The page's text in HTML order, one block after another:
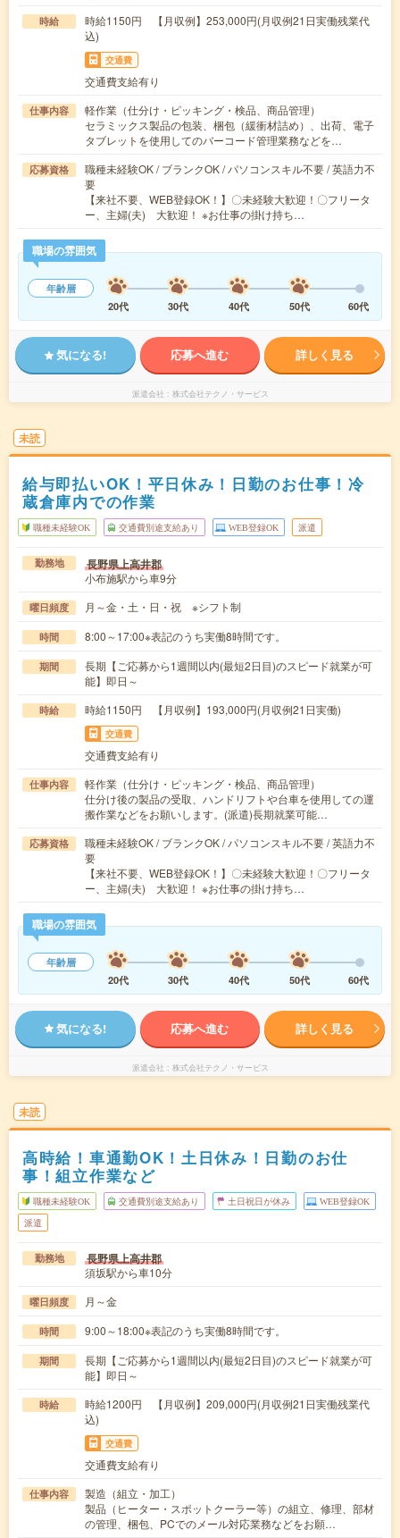
時給
時給1150円 【月収例】253,000円(月収例21日実働残業代
込)
交通費
交通費支給有り
仕事内容
軽作業（仕分け・ピッキング・検品、商品管理）
セラミックス製品の包装、梱包（緩衝材詰め）、出荷、電子
タブレットを使用してのバーコード管理業務などを…
応募資格
職種未経験OK / ブランクOK / パソコンスキル不要 / 英語力不
要
【来社不要、WEB登録OK！】〇未経験大歓迎！〇フリータ
ー、主婦(夫) 大歓迎！ ※お仕事の掛け持ち…
職場の雰囲気
年齢層
20代
30代 40代 50代 60代
気になる! 応募へ進む 詳しく見る
派遣会社 株式会社テクノ・サービス
未読
給与即払いOK！平日休み！日勤のお仕事！冷
蔵倉庫内での作業
職種未経験OK 交通費別途支給あり WEB登録OK 派遣
勤務地 長野県上高井郡
小布施駅から車9分
曜日頻度 月～金・土・日・祝 ※シフト制
時間 8:00～17:00※表記のうち実働8時間です。
期間
長期【ご応募から1週間以内(最短2日目)のスピード就業が可
能】即日～
時給 時給1150円 【月収例】193,000円(月収例21日実働)
交通費
交通費支給有り
仕事内容
軽作業（仕分け・ピッキング・検品、商品管理）
仕分け後の製品の受取、ハンドリフトや台車を使用しての運
搬作業などをお願いします。(派遣)長期就業可能…
応募資格
職種未経験OK / ブランクOK / パソコンスキル不要 / 英語力不
要
【来社不要、WEB登録OK！】〇未経験大歓迎！〇フリータ
ー、主婦(夫) 大歓迎！ ※お仕事の掛け持ち…
職場の雰囲気
年齢層
20代
30代 40代 50代 60代
気になる! 応募へ進む 詳しく見る
派遣会社 株式会社テクノ・サービス
未読
高時給！車通勤OK！土日休み！日勤のお仕
事！組立作業など
職種未経験OK 交通費別途支給あり 土日祝日が休み WEB登録OK
派遣
勤務地 長野県上高井郡
須坂駅から車10分
曜日頻度 月～金
時間 9:00～18:00※表記のうち実働8時間です。
期間
長期【ご応募から1週間以内(最短2日目)のスピード就業が可
能】即日～
時給
時給1200円 【月収例】209,000円(月収例21日実働残業代
込)
交通費
交通費支給有り
仕事内容
製造（組立・加工）
製品（ヒーター・スポットクーラー等）の組立、修理、部材
の管理、梱包、PCでのメール対応業務などをお願…